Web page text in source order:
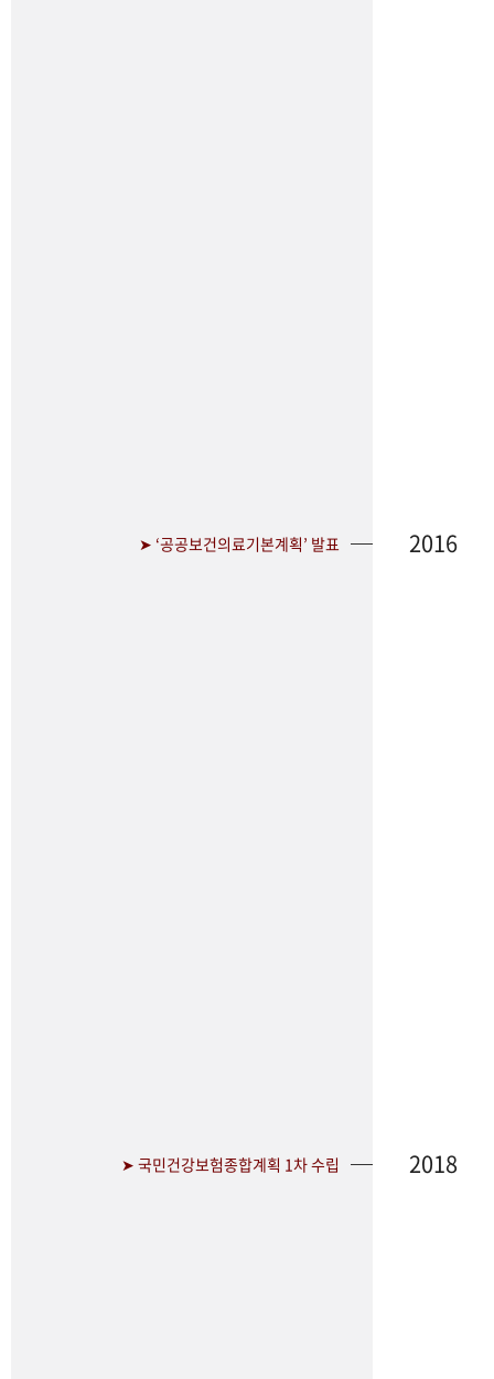
➤ ‘공공보건의료기본계획’ 발표 2016
➤ 국민건강보험종합계획 1차 수립 2018